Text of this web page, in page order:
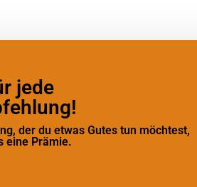
jede
der du etwas Gutes tun möchtest,
eine Prämie.